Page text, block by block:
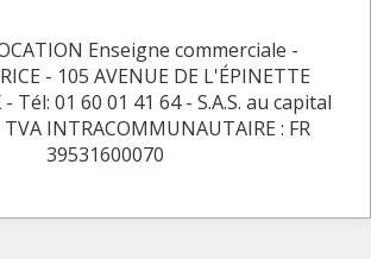
Enseigne commerciale -
- 105 AVENUE DE L'ÉPINETTE
Tél: 01 60 01 41 64 - S.A.S. au capital
INTRACOMMUNAUTAIRE : FR
39531600070